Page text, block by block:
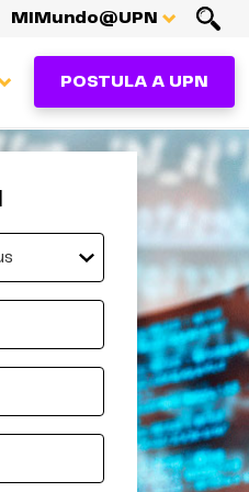
MiMundo@UPN
POSTULA A UPN